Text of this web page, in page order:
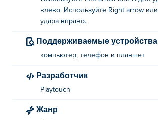
влево. Используйте Right arrow
удара вправо.
Поддерживаемые устройства
компьютер, телефон и планшет
Разработчик
Playtouch
Жанр